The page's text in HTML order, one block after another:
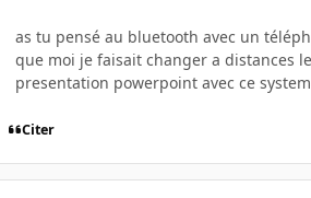
as tu pensé au bluetooth avec un
que moi je faisait changer a distances
presentation powerpoint avec ce
Citer